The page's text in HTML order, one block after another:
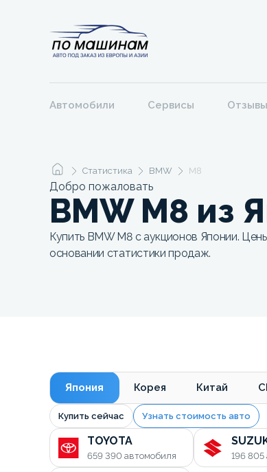
Автомобили Сервисы Отзывы
Статистика BMW M8
Добро пожаловать
BMW M8 из
Купить BMW M8 с аукционов Японии.
основании статистики продаж.
Япония Корея Китай
Купить сейчас Узнать стоимость авто
TOYOTA
659 390 автомобиля 196 805